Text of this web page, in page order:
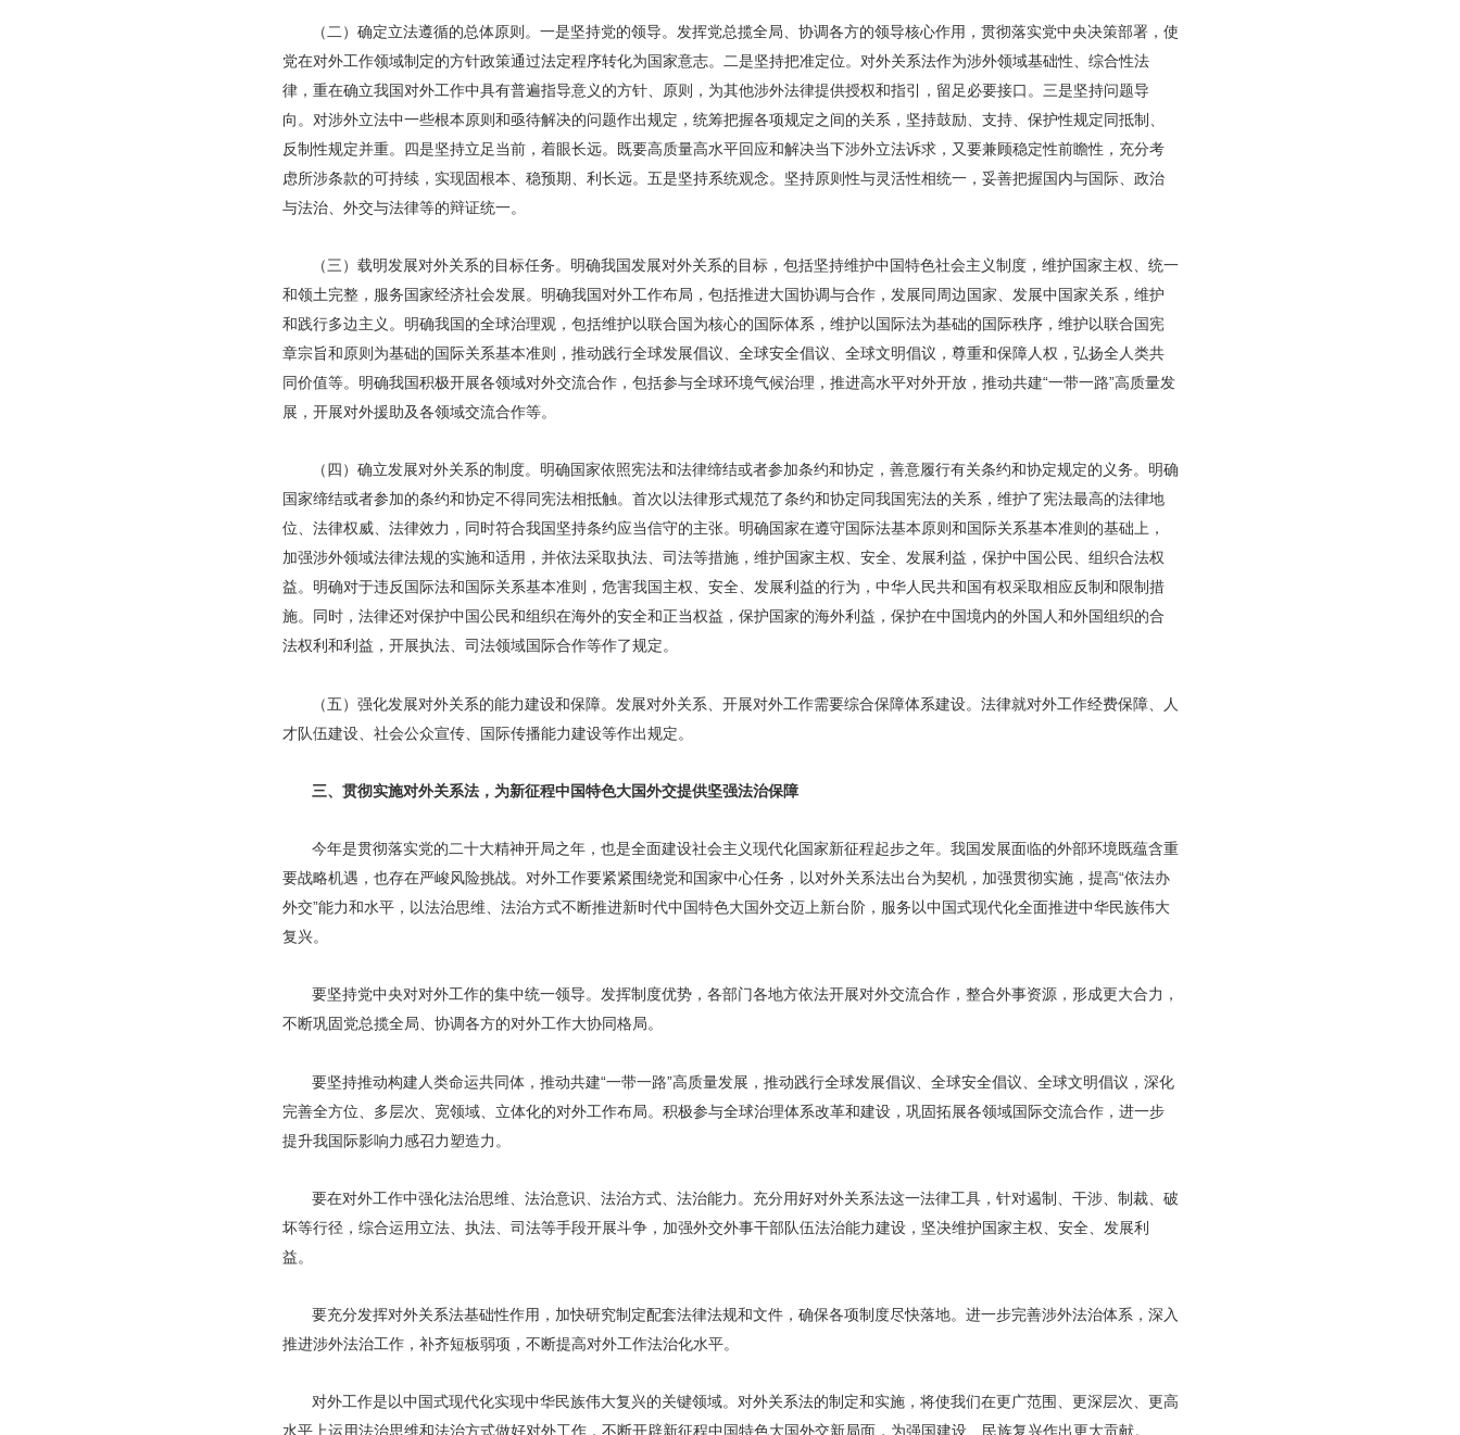
（二）确定立法遵循的总体原则。一是坚持党的领导。发挥党总揽全局、协调各方的领导核心作用，贯彻落实党中央决策部署，使
党在对外工作领域制定的方针政策通过法定程序转化为国家意志。二是坚持把准定位。对外关系法作为涉外领域基础性、综合性法
律，重在确立我国对外工作中具有普遍指导意义的方针、原则，为其他涉外法律提供授权和指引，留足必要接口。三是坚持问题导
向。对涉外立法中一些根本原则和亟待解决的问题作出规定，统筹把握各项规定之间的关系，坚持鼓励、支持、保护性规定同抵制、
反制性规定并重。四是坚持立足当前，着眼长远。既要高质量高水平回应和解决当下涉外立法诉求，又要兼顾稳定性前瞻性，充分考
虑所涉条款的可持续，实现固根本、稳预期、利长远。五是坚持系统观念。坚持原则性与灵活性相统一，妥善把握国内与国际、政治
与法治、外交与法律等的辩证统一。
（三）载明发展对外关系的目标任务。明确我国发展对外关系的目标，包括坚持维护中国特色社会主义制度，维护国家主权、统一
和领土完整，服务国家经济社会发展。明确我国对外工作布局，包括推进大国协调与合作，发展同周边国家、发展中国家关系，维护
和践行多边主义。明确我国的全球治理观，包括维护以联合国为核心的国际体系，维护以国际法为基础的国际秩序，维护以联合国宪
章宗旨和原则为基础的国际关系基本准则，推动践行全球发展倡议、全球安全倡议、全球文明倡议，尊重和保障人权，弘扬全人类共
同价值等。明确我国积极开展各领域对外交流合作，包括参与全球环境气候治理，推进高水平对外开放，推动共建“一带一路”高质量发
展，开展对外援助及各领域交流合作等。
（四）确立发展对外关系的制度。明确国家依照宪法和法律缔结或者参加条约和协定，善意履行有关条约和协定规定的义务。明确
国家缔结或者参加的条约和协定不得同宪法相抵触。首次以法律形式规范了条约和协定同我国宪法的关系，维护了宪法最高的法律地
位、法律权威、法律效力，同时符合我国坚持条约应当信守的主张。明确国家在遵守国际法基本原则和国际关系基本准则的基础上，
加强涉外领域法律法规的实施和适用，并依法采取执法、司法等措施，维护国家主权、安全、发展利益，保护中国公民、组织合法权
益。明确对于违反国际法和国际关系基本准则，危害我国主权、安全、发展利益的行为，中华人民共和国有权采取相应反制和限制措
施。同时，法律还对保护中国公民和组织在海外的安全和正当权益，保护国家的海外利益，保护在中国境内的外国人和外国组织的合
法权利和利益，开展执法、司法领域国际合作等作了规定。
（五）强化发展对外关系的能力建设和保障。发展对外关系、开展对外工作需要综合保障体系建设。法律就对外工作经费保障、人
才队伍建设、社会公众宣传、国际传播能力建设等作出规定。
三、贯彻实施对外关系法，为新征程中国特色大国外交提供坚强法治保障
今年是贯彻落实党的二十大精神开局之年，也是全面建设社会主义现代化国家新征程起步之年。我国发展面临的外部环境既蕴含重
要战略机遇，也存在严峻风险挑战。对外工作要紧紧围绕党和国家中心任务，以对外关系法出台为契机，加强贯彻实施，提高“依法办
外交”能力和水平，以法治思维、法治方式不断推进新时代中国特色大国外交迈上新台阶，服务以中国式现代化全面推进中华民族伟大
复兴。
要坚持党中央对对外工作的集中统一领导。发挥制度优势，各部门各地方依法开展对外交流合作，整合外事资源，形成更大合力，
不断巩固党总揽全局、协调各方的对外工作大协同格局。
要坚持推动构建人类命运共同体，推动共建“一带一路”高质量发展，推动践行全球发展倡议、全球安全倡议、全球文明倡议，深化
完善全方位、多层次、宽领域、立体化的对外工作布局。积极参与全球治理体系改革和建设，巩固拓展各领域国际交流合作，进一步
提升我国际影响力感召力塑造力。
要在对外工作中强化法治思维、法治意识、法治方式、法治能力。充分用好对外关系法这一法律工具，针对遏制、干涉、制裁、破
坏等行径，综合运用立法、执法、司法等手段开展斗争，加强外交外事干部队伍法治能力建设，坚决维护国家主权、安全、发展利
益。
要充分发挥对外关系法基础性作用，加快研究制定配套法律法规和文件，确保各项制度尽快落地。进一步完善涉外法治体系，深入
推进涉外法治工作，补齐短板弱项，不断提高对外工作法治化水平。
对外工作是以中国式现代化实现中华民族伟大复兴的关键领域。对外关系法的制定和实施，将使我们在更广范围、更深层次、更高
水平上运用法治思维和法治方式做好对外工作，不断开辟新征程中国特色大国外交新局面，为强国建设、民族复兴作出更大贡献。